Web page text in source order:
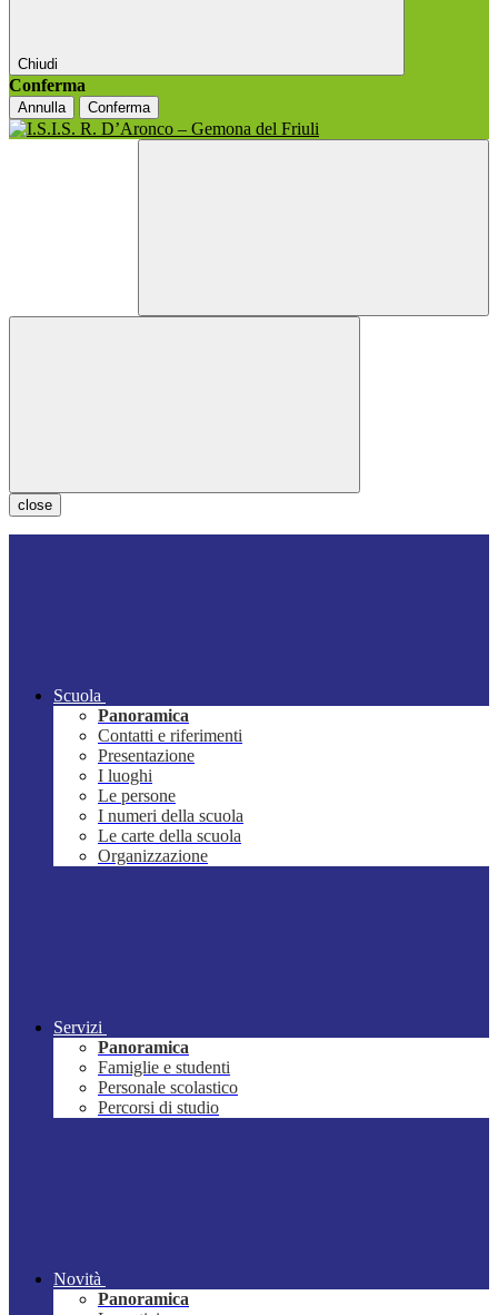
Chiudi
Conferma
Annulla Conferma
close
Scuola
Panoramica
Contatti e riferimenti
Presentazione
I luoghi
Le persone
I numeri della scuola
Le carte della scuola
Organizzazione
Servizi
Panoramica
Famiglie e studenti
Personale scolastico
Percorsi di studio
Novità
Panoramica